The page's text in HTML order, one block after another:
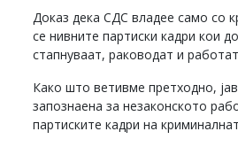
Доказ дека СДС владее само со
се нивните партиски кадри кои
стапнуваат, раководат и
Како што ветивме претходно,
запознаена за незаконското
партиските кадри на